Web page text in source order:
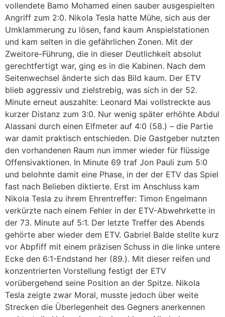
vollendete Bamo Mohamed einen sauber ausgespielten
Angriff zum 2:0. Nikola Tesla hatte Mühe, sich aus der
Umklammerung zu lösen, fand kaum Anspielstationen
und kam selten in die gefährlichen Zonen. Mit der
Zweitore-Führung, die in dieser Deutlichkeit absolut
gerechtfertigt war, ging es in die Kabinen. Nach dem
Seitenwechsel änderte sich das Bild kaum. Der ETV
blieb aggressiv und zielstrebig, was sich in der 52.
Minute erneut auszahlte: Leonard Mai vollstreckte aus
kurzer Distanz zum 3:0. Nur wenig später erhöhte Abdul
Alassani durch einen Elfmeter auf 4:0 (58.) – die Partie
war damit praktisch entschieden. Die Gastgeber nutzten
den vorhandenen Raum nun immer wieder für flüssige
Offensivaktionen. In Minute 69 traf Jon Pauli zum 5:0
und belohnte damit eine Phase, in der der ETV das Spiel
fast nach Belieben diktierte. Erst im Anschluss kam
Nikola Tesla zu ihrem Ehrentreffer: Timon Engelmann
verkürzte nach einem Fehler in der ETV-Abwehrkette in
der 73. Minute auf 5:1. Der letzte Treffer des Abends
gehörte aber wieder dem ETV. Gabriel Balde stellte kurz
vor Abpfiff mit einem präzisen Schuss in die linke untere
Ecke den 6:1-Endstand her (89.). Mit dieser reifen und
konzentrierten Vorstellung festigt der ETV
vorübergehend seine Position an der Spitze. Nikola
Tesla zeigte zwar Moral, musste jedoch über weite
Strecken die Überlegenheit des Gegners anerkennen